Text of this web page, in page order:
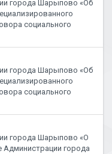
города Шарыпово «Об
социального
города Шарыпово «Об
социального
города Шарыпово «О
Администрации города